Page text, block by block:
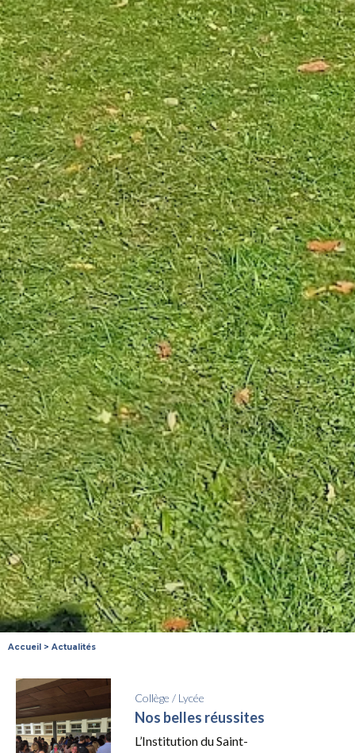
Accueil > Actualités
Collège / Lycée
Nos belles réussites
L’Institution du Saint-